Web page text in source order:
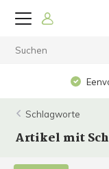
Schlagworte
Artikel mit